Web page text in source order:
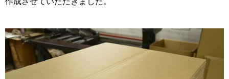
食品・食材用
記録メディア用（USBほか）
車・モビリティ用
産業・電化製品用
2010年
2009年